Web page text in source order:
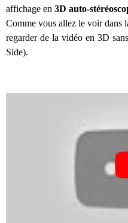
affichage en 3D auto-
Comme vous allez le voir dans
regarder de la vidéo en 3D
Side).